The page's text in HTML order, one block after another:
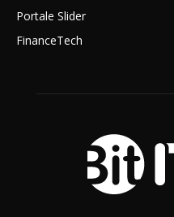
Portale Slider
FinanceTech